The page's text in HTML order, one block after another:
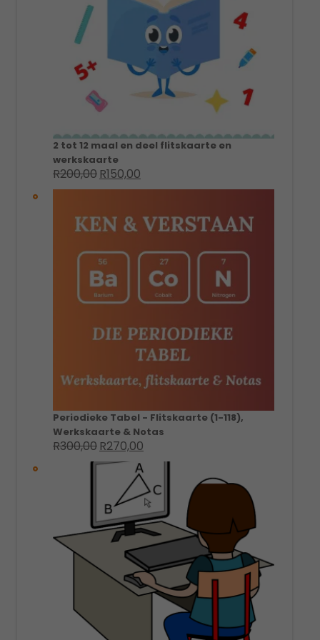
2 tot 12 maal en deel flitskaarte en
werkskaarte
R200,00 Original
price
R200,00.
R150,00
price
R150,00.
Periodieke Tabel - Flitskaarte (1-118),
Werkskaarte & Notas
R300,00 Original
price
R300,00.
R270,00
price
is:
R270,00.